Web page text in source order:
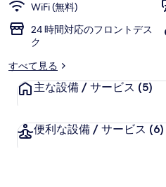
に
好
件
口
ミ
WiFi (無料)
24 時間対応のフロントデス
ク
すべて見る
主な設備 / サービス (5)
便利な設備 / サービス (6)